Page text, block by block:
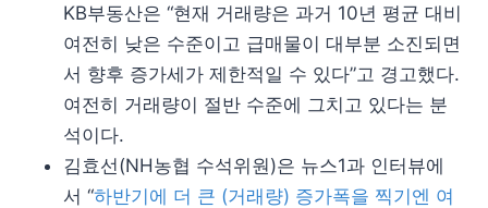
KB부동산은 “현재 거래량은 과거 10년 평균 대비
여전히 낮은 수준이고 급매물이 대부분 소진되면
서 향후 증가세가 제한적일 수 있다”고 경고했다.
여전히 거래량이 절반 수준에 그치고 있다는 분
석이다.
김효선(NH농협 수석위원)은 뉴스1과 인터뷰에
서 “하반기에 더 큰 (거래량) 증가폭을 찍기엔 여